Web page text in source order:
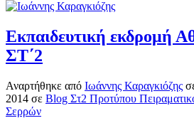
Εκπαιδευτική εκδρομή
ΣΤ΄2
Αναρτήθηκε από Ιωάννης Καραγκιόζης
2014 σε Blog Στ2 Προτύπου
Σερρών